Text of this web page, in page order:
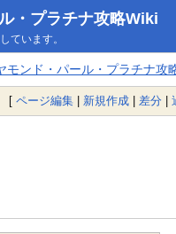
・プラチナ攻略Wiki
ています。
モンド・パール・プラチナ攻
[ ページ編集 | 新規作成 | 差分 |